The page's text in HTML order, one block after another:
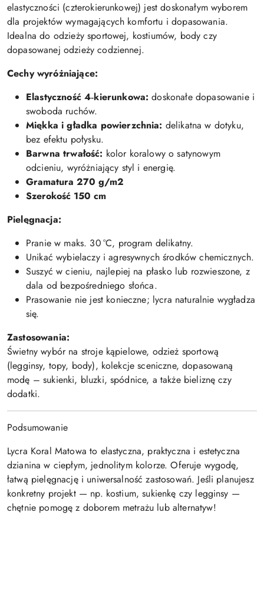
elastyczności (czterokierunkowej) jest doskonałym wyborem
dla projektów wymagających komfortu i dopasowania.
Idealna do odzieży sportowej, kostiumów, body czy
dopasowanej odzieży codziennej.
Cechy wyróżniające:
Elastyczność 4‑kierunkowa: doskonałe dopasowanie i
swoboda ruchów.
Miękka i gładka powierzchnia: delikatna w dotyku,
bez efektu połysku.
Barwna trwałość: kolor koralowy o satynowym
odcieniu, wyróżniający styl i energię.
Gramatura 270 g/m2
Szerokość 150 cm
Pielęgnacja:
Pranie w maks. 30 °C, program delikatny.
Unikać wybielaczy i agresywnych środków chemicznych.
Suszyć w cieniu, najlepiej na płasko lub rozwieszone, z
dala od bezpośredniego słońca.
Prasowanie nie jest konieczne; lycra naturalnie wygładza
się.
Zastosowania:
Świetny wybór na stroje kąpielowe, odzież sportową
(legginsy, topy, body), kolekcje sceniczne, dopasowaną
modę – sukienki, bluzki, spódnice, a także bieliznę czy
dodatki.
Podsumowanie
Lycra Koral Matowa to elastyczna, praktyczna i estetyczna
dzianina w ciepłym, jednolitym kolorze. Oferuje wygodę,
łatwą pielęgnację i uniwersalność zastosowań. Jeśli planujesz
konkretny projekt — np. kostium, sukienkę czy legginsy —
chętnie pomogę z doborem metrażu lub alternatyw!